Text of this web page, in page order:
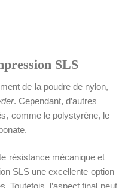
SLS
de la poudre de nylon,
. Cependant, d’autres
comme le polystyrène, le
résistance mécanique et
SLS une excellente option